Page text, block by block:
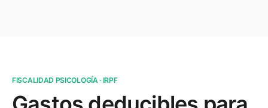
FISCALIDAD PSICOLOGÍA · IRPF